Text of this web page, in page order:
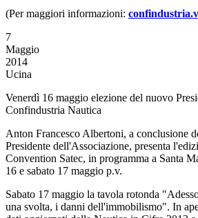
(Per maggiori informazioni:
7
Maggio
2014
Ucina
Venerdì 16 maggio elezione del nuovo
Confindustria Nautica
Anton Francesco Albertoni, a conclusione
Presidente dell'Associazione, presenta
Convention Satec, in programma a Santa
16 e sabato 17 maggio p.v.
Sabato 17 maggio la tavola rotonda
una svolta, i danni dell'immobilismo". In